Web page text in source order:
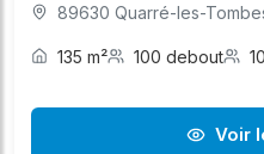
89630 Quarré-les-
135 m² 100 debout
Voir